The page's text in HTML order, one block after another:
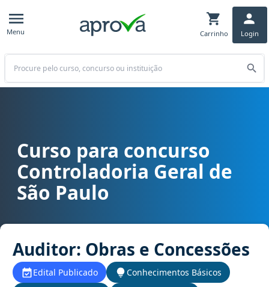
Menu Carrinho Login
Buscar
Curso para concurso CGE SP - Controladoria Geral de São Paulo
Curso para concurso
Controladoria Geral de
São Paulo
Auditor: Obras e Concessões
Edital Publicado
Conhecimentos Básicos